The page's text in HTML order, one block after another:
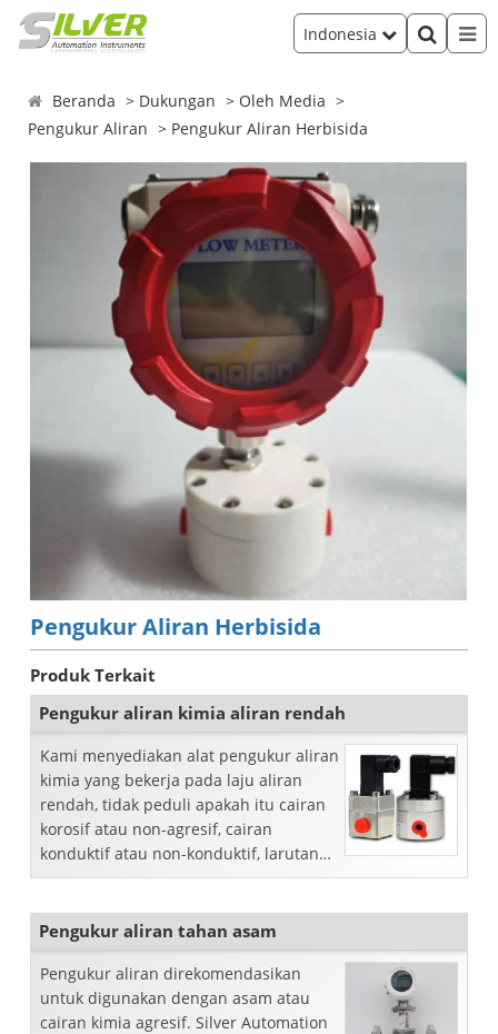
Indonesia
Beranda Dukungan
Oleh Media
Pengukur Aliran
Pengukur Aliran Herbisida
Pengukur Aliran Herbisida
Produk Terkait
Pengukur aliran kimia aliran rendah
Kami menyediakan alat pengukur aliran
kimia yang bekerja pada laju aliran
rendah, tidak peduli apakah itu cairan
korosif atau non-agresif, cairan
konduktif atau non-konduktif, larutan
kimia kental atau tidak kental, kami
Pengukur aliran tahan asam
Pengukur aliran direkomendasikan
untuk digunakan dengan asam atau
cairan kimia agresif. Silver Automation